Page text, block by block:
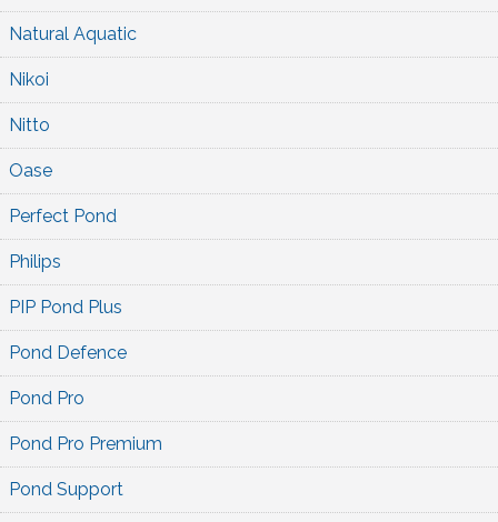
Natural Aquatic
Nikoi
Nitto
Oase
Perfect Pond
Philips
PIP Pond Plus
Pond Defence
Pond Pro
Pond Pro Premium
Pond Support